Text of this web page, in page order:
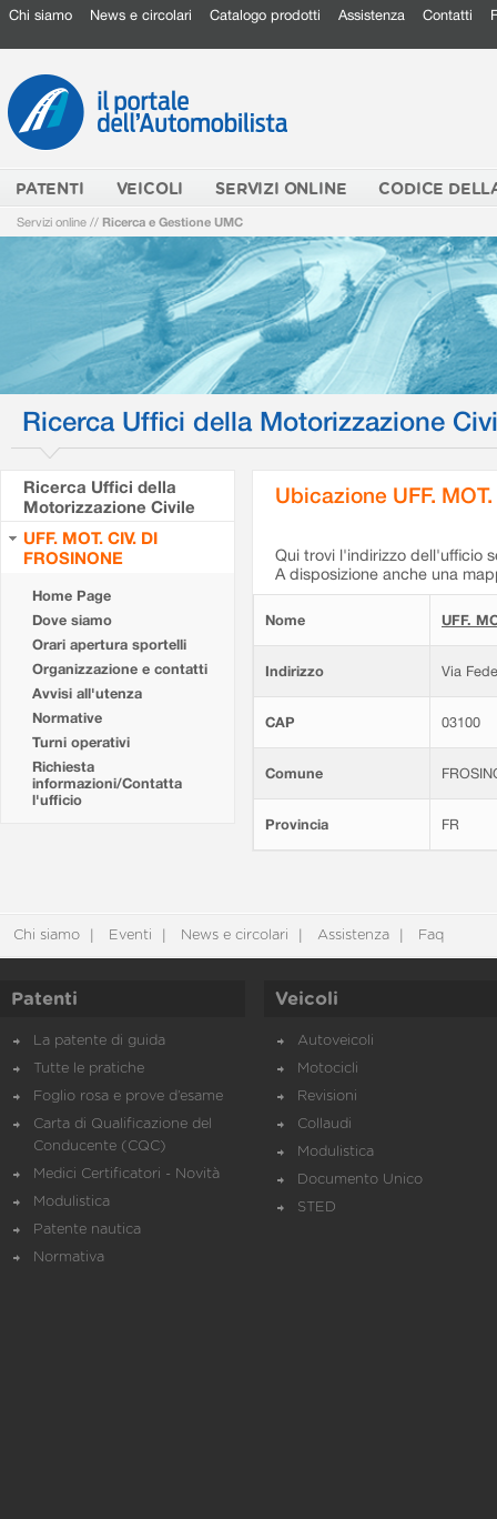
Chi siamo News e circolari Catalogo prodotti Assistenza Contatti
PATENTI VEICOLI SERVIZI ONLINE CODICE
Servizi online // Ricerca e Gestione UMC
Ricerca Uffici della Motorizzazione
Ricerca Uffici della
Motorizzazione Civile
UFF. MOT. CIV. DI
FROSINONE
Home Page
Dove siamo
Orari apertura sportelli
Organizzazione e contatti
Avvisi all'utenza
Normative
Turni operativi
Richiesta
informazioni/Contatta
l'ufficio
Ubicazione UFF.
Qui trovi l'indirizzo dell'ufficio
A disposizione anche una
Nome UFF.
Indirizzo Via
CAP 03100
Comune
Provincia FR
Chi siamo Eventi News e circolari Assistenza Faq
Patenti
La patente di guida
Tutte le pratiche
Foglio rosa e prove d’esame
Carta di Qualificazione del
Conducente (CQC)
Medici Certificatori - Novità
Modulistica
Patente nautica
Normativa
Veicoli
Autoveicoli
Motocicli
Revisioni
Collaudi
Modulistica
Documento Unico
STED